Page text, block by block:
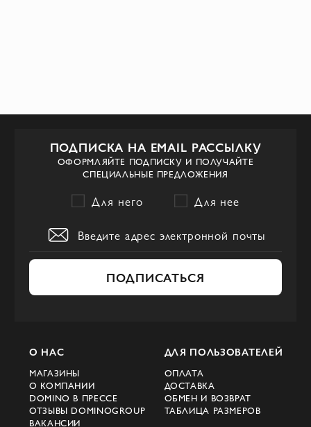
то время как модели из нейлона и
практичность.
Модные тренды в разных
городах
Современные мужчины в городах, таких
как Киев, Одесса и Чернигов, следят за
модными тенденциями и стремятся
выглядеть стильно в любой ситуации. В
официальном сайте Domino, каждый
сможет найти идеальный жилет для себя.
Мужские жилеты:
ПОДПИСКА НА EMAIL РАССЫЛКУ
ОФОРМЛЯЙТЕ ПОДПИСКУ И ПОЛУЧАЙТЕ
СПЕЦИАЛЬНЫЕ ПРЕДЛОЖЕНИЯ
Для него Для нее
ПОДПИСАТЬСЯ
О НАС
МАГАЗИНЫ
О КОМПАНИИ
DOMINO В ПРЕССЕ
ОТЗЫВЫ DOMINOGROUP
ВАКАНСИИ
ДЛЯ ПОЛЬЗОВАТЕЛЕЙ
ОПЛАТА
ДОСТАВКА
ОБМЕН И ВОЗВРАТ
ТАБЛИЦА РАЗМЕРОВ